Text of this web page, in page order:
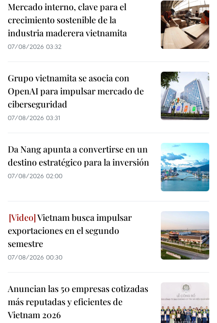
Mercado interno, clave para el
crecimiento sostenible de la
industria maderera vietnamita
07/08/2026 03:32
Grupo vietnamita se asocia con
OpenAI para impulsar mercado de
ciberseguridad
07/08/2026 03:31
Da Nang apunta a convertirse en un
destino estratégico para la inversión
07/08/2026 02:00
Vietnam busca impulsar
exportaciones en el segundo
semestre
07/08/2026 00:30
Anuncian las 50 empresas cotizadas
más reputadas y eficientes de
Vietnam 2026